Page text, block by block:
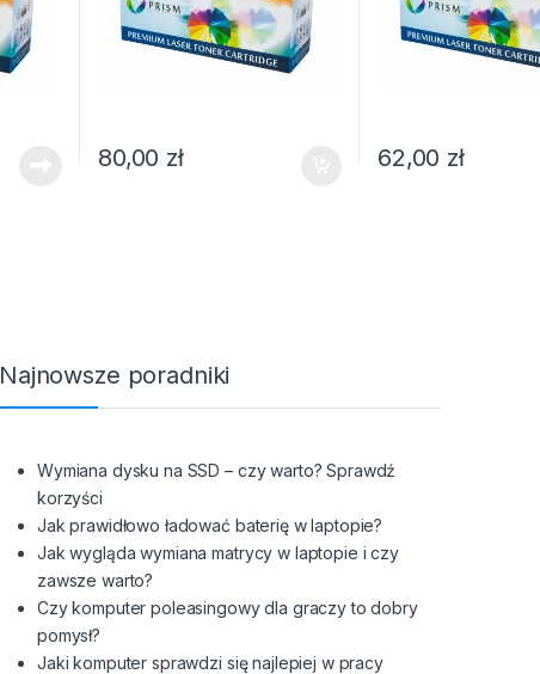
80,00 zł 62,00 zł
Najnowsze poradniki
Wymiana dysku na SSD – czy warto? Sprawdź
korzyści
Jak prawidłowo ładować baterię w laptopie?
Jak wygląda wymiana matrycy w laptopie i czy
zawsze warto?
Czy komputer poleasingowy dla graczy to dobry
pomysł?
Jaki komputer sprawdzi się najlepiej w pracy